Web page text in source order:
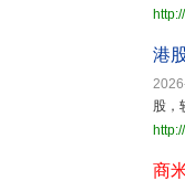
港
股，
商